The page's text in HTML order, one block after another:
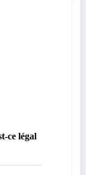
ce légal